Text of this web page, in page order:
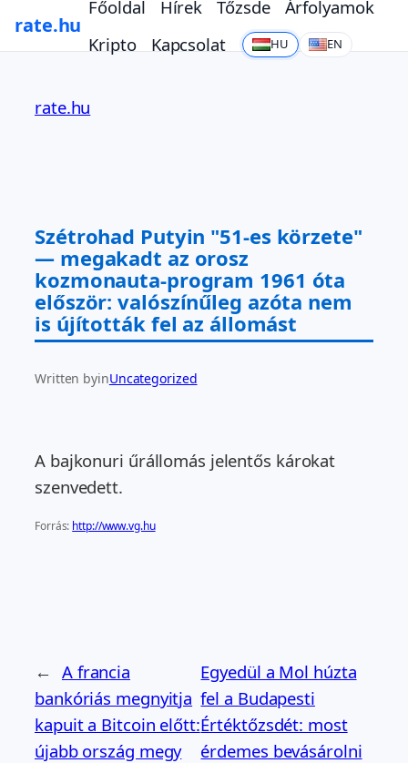
rate.hu
Főoldal Hírek Tőzsde
Árfolyamok
Kripto
Kapcsolat HU EN
tartalomhoz
rate.hu
Szétrohad Putyin "51-es körzete"
— megakadt az orosz
kozmonauta-program 1961 óta
először: valószínűleg azóta nem
is újították fel az állomást
Written byinUncategorized
A bajkonuri űrállomás jelentős károkat
szenvedett.
Forrás: http://www.vg.hu
← A francia
bankóriás megnyitja
kapuit a Bitcoin előtt:
újabb ország megy
Egyedül a Mol húzta
fel a Budapesti
Értéktőzsdét: most
érdemes bevásárolni